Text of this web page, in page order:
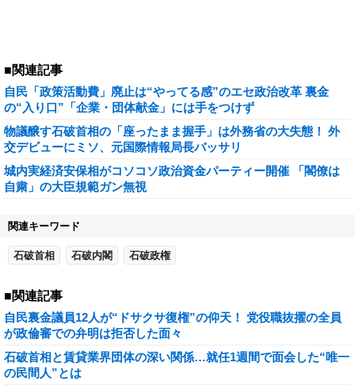
■関連記事
自民「政策活動費」廃止は“やってる感”のエセ政治改革 裏金
の“入り口”「企業・団体献金」には手をつけず
物議醸す石破首相の「座ったまま握手」は外務省の大失態！ 外
交デビューにミソ、元国際情報局長バッサリ
城内実経済安保相がコソコソ政治資金パーティー開催 「閣僚は
自粛」の大臣規範ガン無視
関連キーワード
石破首相 石破内閣 石破政権
■関連記事
自民裏金議員12人が“ドサクサ復権”の仰天！ 党役職抜擢の全員
が政倫審での弁明は拒否した面々
石破首相と賃貸業界団体の深い関係…就任1週間で面会した“唯一
の民間人”とは